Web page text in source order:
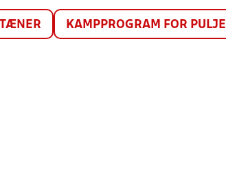
KAMPPROGRAM FOR PULJE